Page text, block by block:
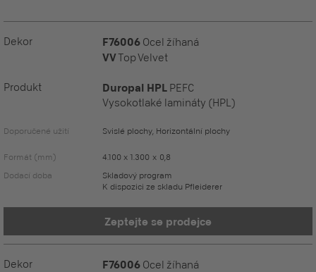
Dekor F76006 Ocel žíhaná
VVTop Velvet
Produkt Duropal HPL PEFC
Vysokotlaké lamináty (HPL)
Doporučené užití Svislé plochy, Horizontální plochy
Formát (mm)
4.100 x 1.300 x 0,8
Dodací doba
Skladový program
K dispozici ze skladu Pfleiderer
Zeptejte se prodejce
Dekor F76006 Ocel žíhaná